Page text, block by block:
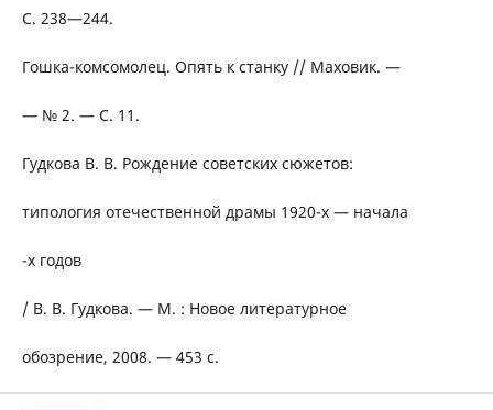
C. 238—244.
Гошка-комсомолец. Опять к станку // Маховик. —
— № 2. — С. 11.
Гудкова В. В. Рождение советских сюжетов:
типология отечественной драмы 1920-х — начала
-х годов
/ В. В. Гудкова. — М. : Новое литературное
обозрение, 2008. — 453 с.